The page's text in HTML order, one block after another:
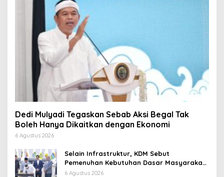
Dedi Mulyadi Tegaskan Sebab Aksi Begal Tak
Boleh Hanya Dikaitkan dengan Ekonomi
6 Agustus 2026
Selain Infrastruktur, KDM Sebut
Pemenuhan Kebutuhan Dasar Masyarakat
Jadi Fokus APBD Jabar 2027
6 Agustus 2026